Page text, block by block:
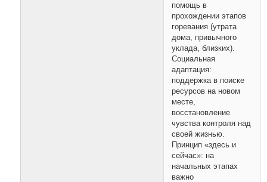
помощь в
прохождении этапов
горевания (утрата
дома, привычного
уклада, близких).
Социальная
адаптация:
поддержка в поиске
ресурсов на новом
месте,
восстановление
чувства контроля над
своей жизнью.
Принцип «здесь и
сейчас»: на
начальных этапах
важно